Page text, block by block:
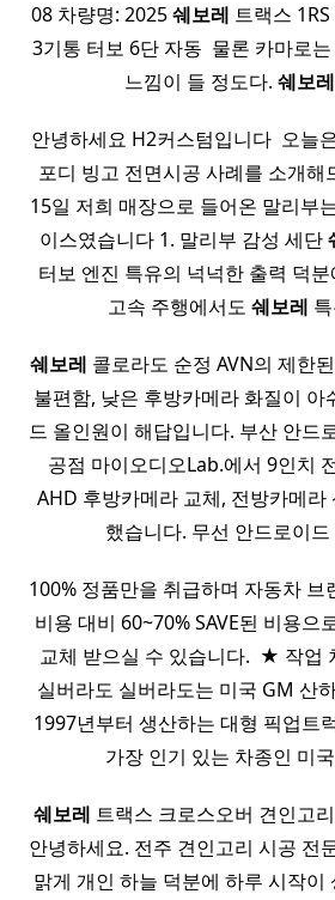
08 차량명: 2025쉐보레 트랙스
3기통 터보 6단 자동 ​ 물론 카마로
느낌이 들 정도다. 쉐보레
안녕하세요 H2커스텀입니다 ​ 오늘
포디 빙고 전면시공 사례를 소개해
15일 저희 매장으로 들어온 말리부
이스였습니다 1. 말리부 감성 세단
터보 엔진 특유의 넉넉한 출력 덕
고속 주행에서도 쉐보레
쉐보레 콜로라도 순정 AVN의 제한
불편함, 낮은 후방카메라 화질이 아
드 올인원이 해답입니다. 부산 안드
공점 마이오디오Lab.에서 9인치
AHD 후방카메라 교체, 전방카메라
했습니다. 무선 안드로이
100% 정품만을 취급하며 자동차 브
비용 대비 60~70% SAVE된 비용으
교체 받으실 수 있습니다. ​ ★ 작업
실버라도 실버라도는 미국 GM 산
1997년부터 생산하는 대형 픽업트
가장 인기 있는 차종인 미
쉐보레 트랙스 크로스오버 견인고
안녕하세요. 전주 견인고리 시공 전
맑게 개인 하늘 덕분에 하루 시작이